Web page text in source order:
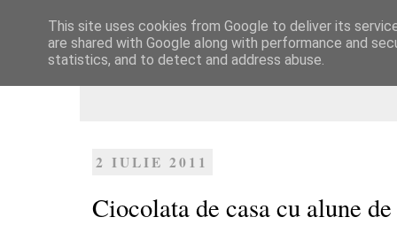
Dulcegarii culinare
2 IULIE 2011
Ciocolata de casa cu alune
This site uses cookies from Google to deliver its
are shared with Google along with performance and
statistics, and to detect and address abuse.